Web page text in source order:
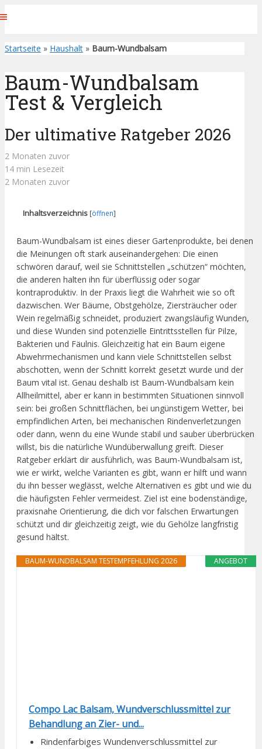
Startseite » Haushalt » Baum-Wundbalsam
Baum-Wundbalsam
Test & Vergleich
Der ultimative Ratgeber 2026
2 Monaten zuvor
14 min Lesezeit
2 Monaten zuvor
Inhaltsverzeichnis [öffnen]
Baum-Wundbalsam ist eines dieser Gartenprodukte, bei denen
die Meinungen oft stark auseinandergehen: Die einen
schwören darauf, weil sie Schnittstellen „schützen“ möchten,
die anderen halten ihn für überflüssig oder sogar
kontraproduktiv. In der Praxis liegt die Wahrheit wie so oft
dazwischen. Wer Bäume, Obstgehölze, Ziersträucher oder
Wein regelmäßig schneidet, produziert zwangsläufig Wunden,
und diese Wunden sind potenzielle Eintrittsstellen für Pilze,
Bakterien und Fäulnis. Gleichzeitig hat ein Baum eigene
Abwehrmechanismen und kann viele Schnittstellen selbst
abschotten, wenn der Schnitt korrekt gesetzt wurde und der
Baum vital ist. Genau deshalb ist Baum-Wundbalsam kein
Allheilmittel, aber er kann in bestimmten Situationen sinnvoll
sein: bei großen Schnittflächen, bei ungünstigem Wetter, bei
empfindlichen Arten, bei mechanischen Rindenverletzungen
oder dann, wenn du eine Wunde stabil und sauber überbrücken
willst, bis die natürliche Wundüberwallung greift. Dieser
Ratgeber erklärt dir ausführlich, was Baum-Wundbalsam ist,
wie er wirkt, welche Varianten es gibt, wann er hilft und wann
du ihn besser weglässt, welche Alternativen es gibt und wie du
die häufigsten Fehler vermeidest. Ziel ist eine bodenständige,
praxisnahe Orientierung, die dich vor falschen Erwartungen
schützt und dir gleichzeitig zeigt, wie du Gehölze langfristig
gesund hältst.
ANGEBOT
BAUM-WUNDBALSAM TESTEMPFEHLUNG 2026
Compo Lac Balsam, Wundverschlussmittel zur
Behandlung an Zier- und...
Rindenfarbiges Wundenverschlussmittel zur